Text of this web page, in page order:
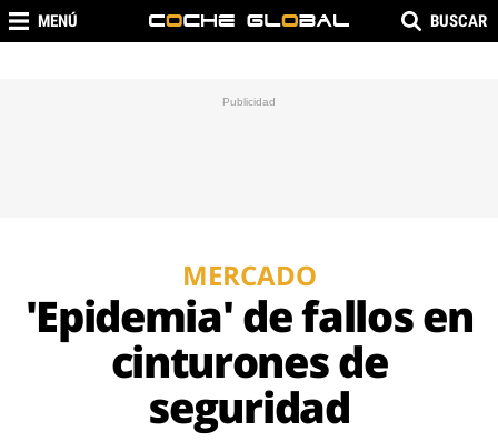
MENÚ BUSCAR
MERCADO
'Epidemia' de fallos en
cinturones de
seguridad